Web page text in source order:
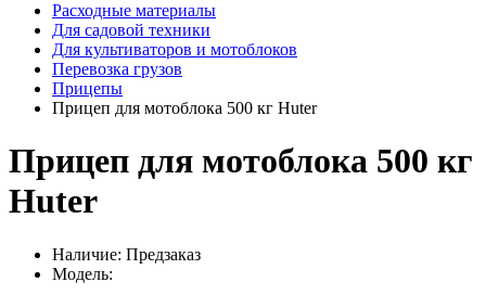
Расходные материалы
Для садовой техники
Для культиваторов и мотоблоков
Перевозка грузов
Прицепы
Прицеп для мотоблока 500 кг Huter
Прицеп для мотоблока 500 кг
Huter
Наличие: Предзаказ
Модель: